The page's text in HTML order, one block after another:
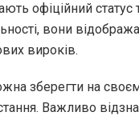
офіційний
вони
вироків.
зберегти на
Важливо